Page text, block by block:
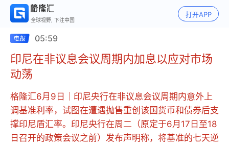
全球视野, 下注中国
打开APP
05:59
印尼在非议息会议周期内加息以应对市场
动荡
格隆汇6月9日｜印尼央行在非议息会议周期内意外上
调基准利率，试图在遭遇抛售重创该国货币和债券后支
撑印尼盾汇率。印尼央行在周二（原定于6月17日至18
日召开的政策会议之前）发布声明称，将基准的七天逆